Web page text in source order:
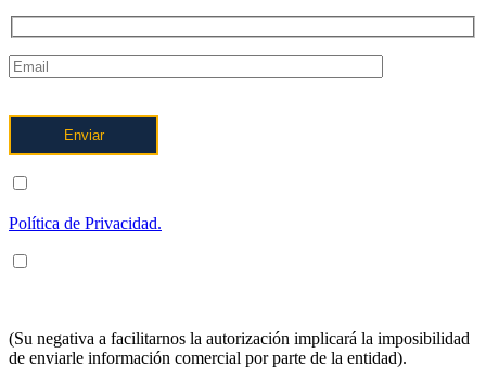
Política de Privacidad.
(Su negativa a facilitarnos la autorización implicará la imposibilidad
de enviarle información comercial por parte de la entidad).